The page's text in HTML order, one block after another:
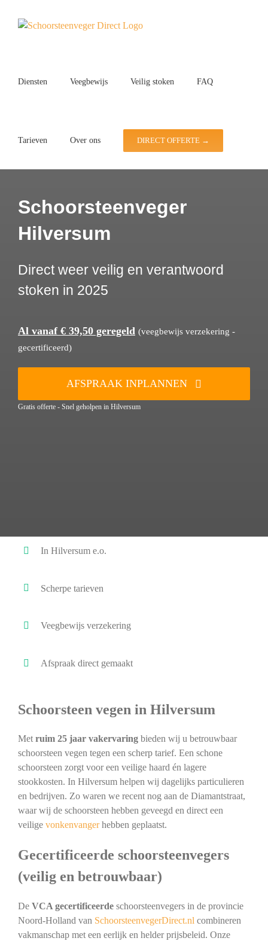
Diensten Veegbewijs Veilig stoken FAQ
Tarieven Over ons DIRECT OFFERTE →
Schoorsteenveger
Hilversum
Direct weer veilig en verantwoord
stoken in 2025
Al vanaf € 39,50 geregeld (veegbewijs verzekering -
gecertificeerd)
AFSPRAAK INPLANNEN
Gratis offerte - Snel geholpen in Hilversum
In Hilversum e.o.
Scherpe tarieven
Veegbewijs verzekering
Afspraak direct gemaakt
Schoorsteen vegen in Hilversum
Metruim 25 jaar vakervaringbieden wij u betrouwbaar
schoorsteen vegen tegen een scherp tarief. Een schone
schoorsteen zorgt voor een veilige haard én lagere
stookkosten. In Hilversum helpen wij dagelijks particulieren
en bedrijven. Zo waren we recent nog aan de Diamantstraat,
waar wij de schoorsteen hebben geveegd en direct een
veilige vonkenvangerhebben geplaatst.
Gecertificeerde schoorsteenvegers
(veilig en betrouwbaar)
De VCA gecertificeerdeschoorsteenvegers in de provincie
Noord-Holland van SchoorsteenvegerDirect.nl combineren
vakmanschap met een eerlijk en helder prijsbeleid. Onze